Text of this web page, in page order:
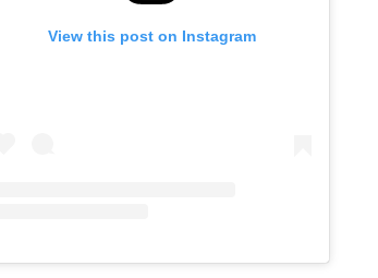
View this post on Instagram